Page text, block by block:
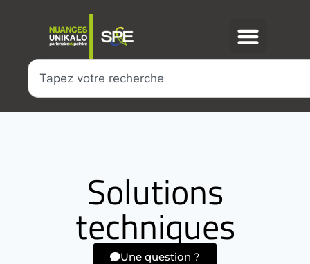
Solutions
techniques
Une question ?